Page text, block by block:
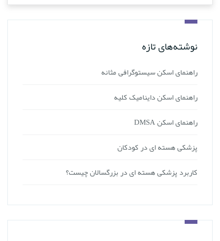
نوشته‌های تازه
راهنمای اسکن سیستوگرافی مثانه
راهنمای اسکن داینامیک کلیه
راهنمای اسکن DMSA
پزشکی هسته ای در کودکان
کاربرد پزشکی هسته ای در بزرگسالان چیست؟